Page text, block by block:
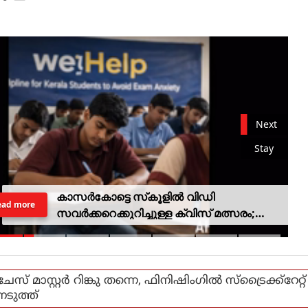
Next
Stay
കാസര്‍കോട്ടെ സ്‌കൂളില്‍ വിഡി
സവര്‍ക്കറെക്കുറിച്ചുള്ള ക്വിസ് മത്സരം;
അന്വേഷണത്തിന് വിദ്യാഭ്യാസ
more
മാസ്റ്റർ റിങ്കു തന്നെ, ഫിനിഷിംഗിൽ സ്ട്രൈക്ക്റേറ്റ്